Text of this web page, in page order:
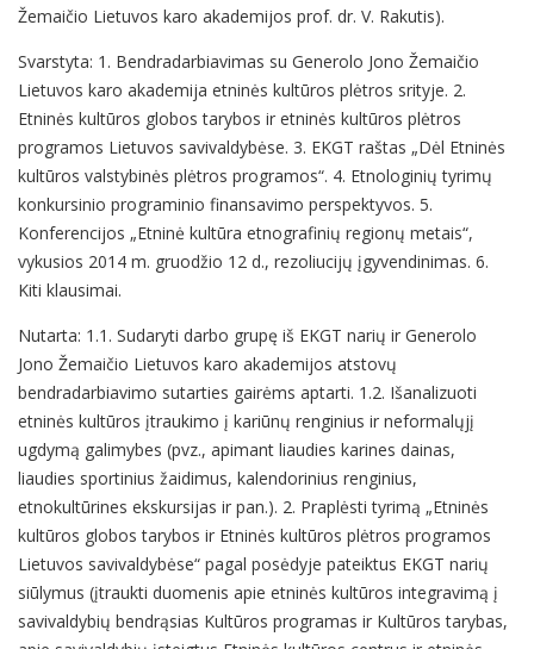
Žemaičio Lietuvos karo akademijos prof. dr. V. Rakutis).
Svarstyta: 1. Bendradarbiavimas su Generolo Jono Žemaičio
Lietuvos karo akademija etninės kultūros plėtros srityje. 2.
Etninės kultūros globos tarybos ir etninės kultūros plėtros
programos Lietuvos savivaldybėse. 3. EKGT raštas „Dėl Etninės
kultūros valstybinės plėtros programos“. 4. Etnologinių tyrimų
konkursinio programinio finansavimo perspektyvos. 5.
Konferencijos „Etninė kultūra etnografinių regionų metais“,
vykusios 2014 m. gruodžio 12 d., rezoliucijų įgyvendinimas. 6.
Kiti klausimai.
Nutarta: 1.1. Sudaryti darbo grupę iš EKGT narių ir Generolo
Jono Žemaičio Lietuvos karo akademijos atstovų
bendradarbiavimo sutarties gairėms aptarti. 1.2. Išanalizuoti
etninės kultūros įtraukimo į kariūnų renginius ir neformalųjį
ugdymą galimybes (pvz., apimant liaudies karines dainas,
liaudies sportinius žaidimus, kalendorinius renginius,
etnokultūrines ekskursijas ir pan.). 2. Praplėsti tyrimą „Etninės
kultūros globos tarybos ir Etninės kultūros plėtros programos
Lietuvos savivaldybėse“ pagal posėdyje pateiktus EKGT narių
siūlymus (įtraukti duomenis apie etninės kultūros integravimą į
savivaldybių bendrąsias Kultūros programas ir Kultūros tarybas,